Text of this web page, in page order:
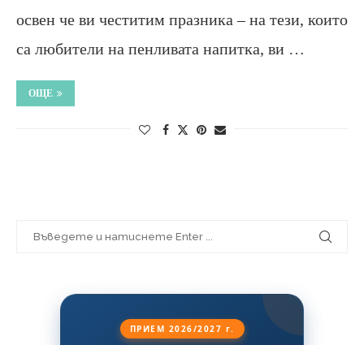
освен че ви честитим празника – на тези, които
са любители на пенливата напитка, ви …
ОЩЕ
ПРИЕМ 2026/2027 г.